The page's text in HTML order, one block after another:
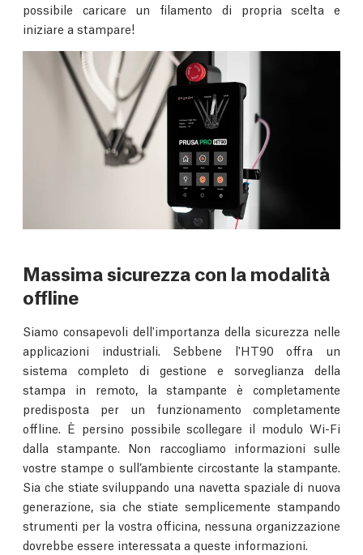
possibile caricare un filamento di propria scelta e
iniziare a stampare!
Massima sicurezza con la modalità
offline
Siamo consapevoli dell'importanza della sicurezza nelle
applicazioni industriali. Sebbene l'HT90 offra un
sistema completo di gestione e sorveglianza della
stampa in remoto, la stampante è completamente
predisposta per un funzionamento completamente
offline. È persino possibile scollegare il modulo Wi-Fi
dalla stampante. Non raccogliamo informazioni sulle
vostre stampe o sull’ambiente circostante la stampante.
Sia che stiate sviluppando una navetta spaziale di nuova
generazione, sia che stiate semplicemente stampando
strumenti per la vostra officina, nessuna organizzazione
dovrebbe essere interessata a queste informazioni.